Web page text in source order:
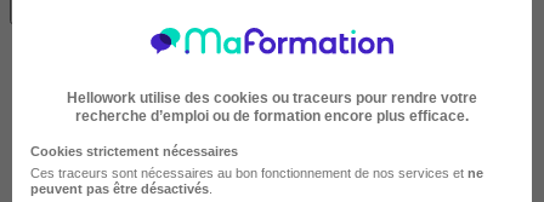
Hellowork utilise des cookies ou traceurs pour rendre votre
recherche d’emploi ou de formation encore plus efficace.
Cookies strictement nécessaires
Ces traceurs sont nécessaires au bon fonctionnement de nos services et ne
peuvent pas être désactivés